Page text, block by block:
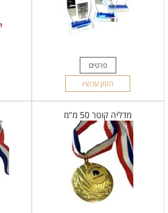
פרטים
הזמן עכשיו
מדליה קוטר 50 מ"מ